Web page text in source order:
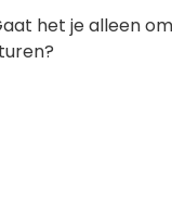
het je alleen